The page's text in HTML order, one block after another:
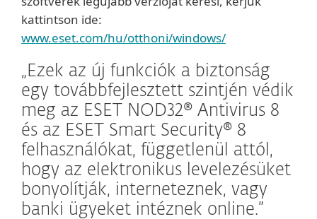
kattintson ide:
www.eset.com/hu/otthoni/windows/
„Ezek az új funkciók a biztonság
egy továbbfejlesztett szintjén védik
meg az ESET NOD32® Antivirus 8
és az ESET Smart Security® 8
felhasználókat, függetlenül attól,
hogy az elektronikus levelezésüket
bonyolítják, interneteznek, vagy
banki ügyeket intéznek online.”